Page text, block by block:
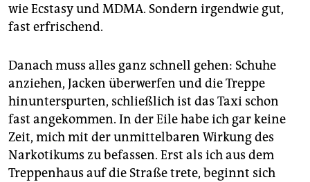
wie Ecstasy und MDMA. Sondern irgendwie gut,
fast erfrischend.
Danach muss alles ganz schnell gehen: Schuhe
anziehen, Jacken überwerfen und die Treppe
hinunterspurten, schließlich ist das Taxi schon
fast angekommen. In der Eile habe ich gar keine
Zeit, mich mit der unmittelbaren Wirkung des
Narkotikums zu befassen. Erst als ich aus dem
Treppenhaus auf die Straße trete, beginnt sich